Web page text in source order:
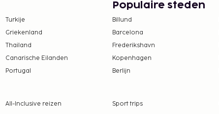
zijn mogelijk
Turkije
Griekenland
Thailand
Canarische Eilanden
Portugal
Populaire steden
Billund
Barcelona
Frederikshavn
Kopenhagen
Berlijn
All-Inclusive reizen Sport trips